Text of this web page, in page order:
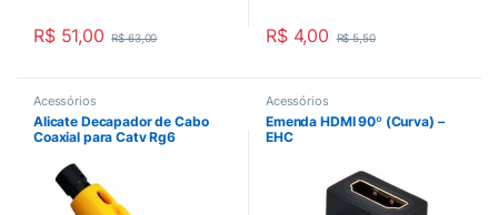
R$51,00 R$63,00 R$4,00 R$5,50
Acessórios
Alicate Decapador de Cabo
Coaxial para Catv Rg6
Acessórios
Emenda HDMI 90º (Curva) –
EHC